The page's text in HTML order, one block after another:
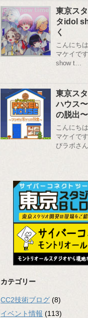
東京ス
タidol
く
こんにち
マケイで
show t…
東京ス
ハウス
の脱出
こんにち
マケイで
びラボさ
カテゴリー
CC2技術ブログ (8)
イベント情報 (113)